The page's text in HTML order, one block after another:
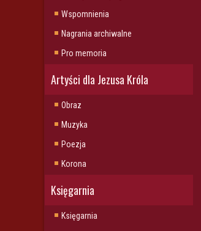
Wspomnienia
Nagrania archiwalne
Pro memoria
Artyści dla Jezusa Króla
Obraz
Muzyka
Poezja
Korona
Księgarnia
Księgarnia